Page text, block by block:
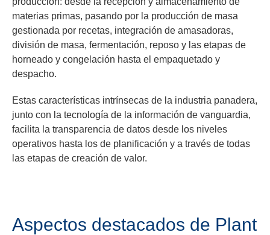
materias primas, pasando por la producción de masa
gestionada por recetas, integración de amasadoras,
división de masa, fermentación, reposo y las etapas de
horneado y congelación hasta el empaquetado y
despacho.
Estas características intrínsecas de la industria panadera,
junto con la tecnología de la información de vanguardia,
facilita la transparencia de datos desde los niveles
operativos hasta los de planificación y a través de todas
las etapas de creación de valor.
Aspectos destacados de Plant